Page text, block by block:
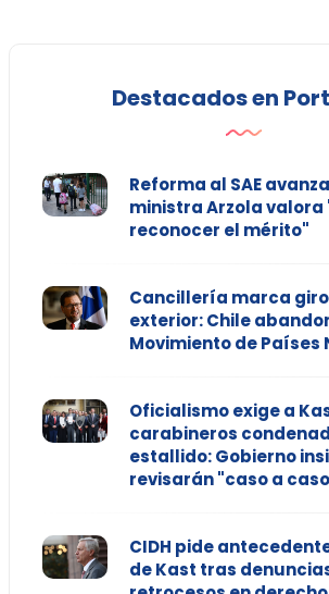
Destacados en
Reforma al SAE
ministra Arzola valora
reconocer el mérito"
Cancillería marca
exterior: Chile
Movimiento de Países
Oficialismo exige a
carabineros
estallido: Gobierno
revisarán "caso a
CIDH pide
de Kast tras